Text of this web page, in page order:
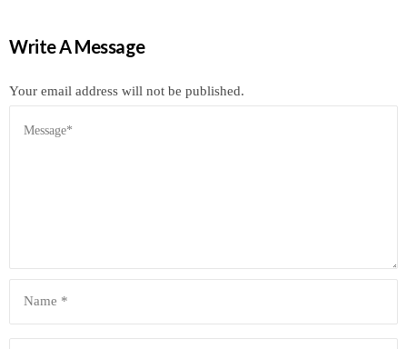
Write A Message
Your email address will not be published.